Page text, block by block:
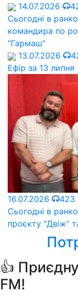
14.07.2026
Сьогодні в
командира по
"Гармаш"
13.07.2026
Ефір за 13 липня
16.07.2026
423
Сьогодні в
проєкту "Двіж"
👍
FM!